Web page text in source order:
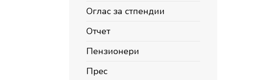
Оглас за стпендии
Отчет
Пензионери
Прес